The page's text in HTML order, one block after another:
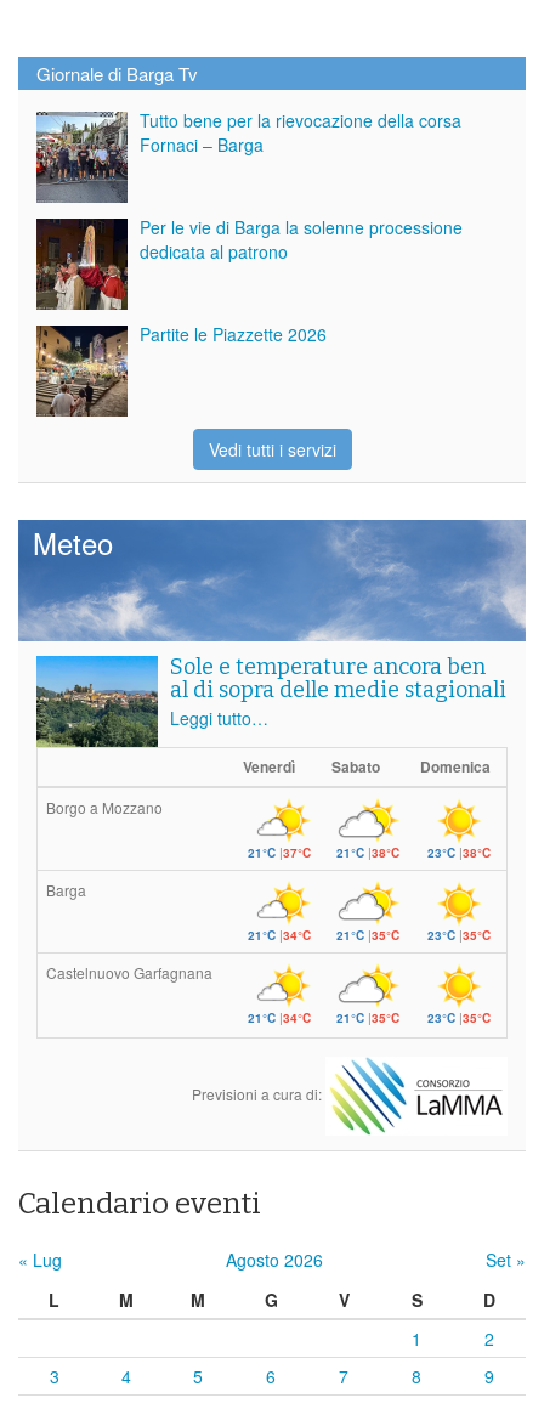
Giornale di Barga Tv
Tutto bene per la rievocazione della corsa
Fornaci – Barga
Per le vie di Barga la solenne processione
dedicata al patrono
Partite le Piazzette 2026
Vedi tutti i servizi
Meteo
Sole e temperature ancora ben
al di sopra delle medie stagionali
Leggi tutto…
Venerdì Sabato Domenica
Borgo a Mozzano
21°C|37°C 21°C|38°C 23°C |38°C
Barga
21°C|34°C 21°C|35°C 23°C |35°C
Castelnuovo Garfagnana
21°C|34°C 21°C|35°C 23°C |35°C
Previsioni a cura di:
Calendario eventi
« Lug Agosto 2026
Set »
L
M M G V S
D
1
2
3
4 5 6 7 8
9